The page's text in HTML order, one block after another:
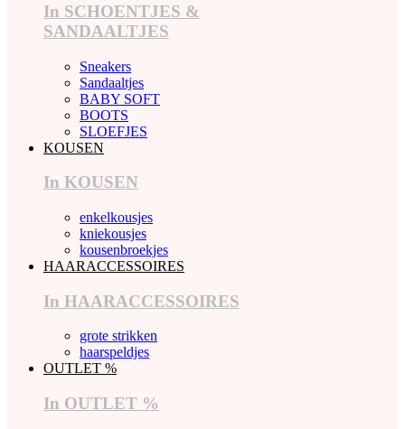
In SCHOENTJES &
SANDAALTJES
Sneakers
Sandaaltjes
BABY SOFT
BOOTS
SLOEFJES
KOUSEN
In KOUSEN
enkelkousjes
kniekousjes
kousenbroekjes
HAARACCESSOIRES
In HAARACCESSOIRES
grote strikken
haarspeldjes
OUTLET %
In OUTLET %